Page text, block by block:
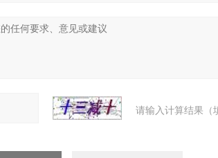
请输入计算结果（